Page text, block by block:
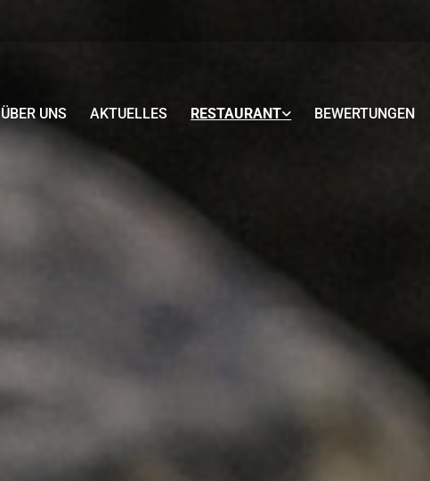
ÜBER UNS AKTUELLES RESTAURANT BEWERTUNGEN